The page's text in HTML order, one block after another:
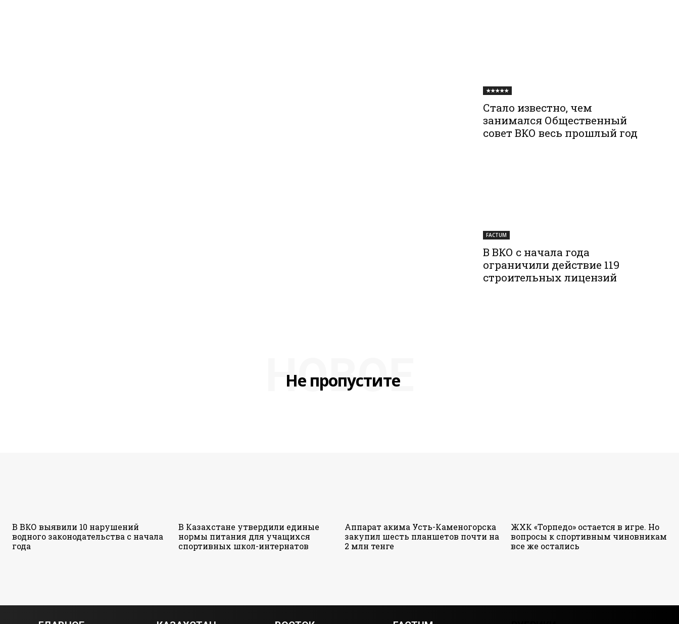
★★★★★
Стало известно, чем
занимался Общественный
совет ВКО весь прошлый год
FACTUM
В ВКО с начала года
ограничили действие 119
строительных лицензий
Не пропустите
НОВОЕ
В ВКО выявили 10 нарушений
водного законодательства с начала
года
В Казахстане утвердили единые
нормы питания для учащихся
спортивных школ-интернатов
Аппарат акима Усть-Каменогорска
закупил шесть планшетов почти на
2 млн тенге
ЖХК «Торпедо» остается в игре. Но
вопросы к спортивным чиновникам
все же остались